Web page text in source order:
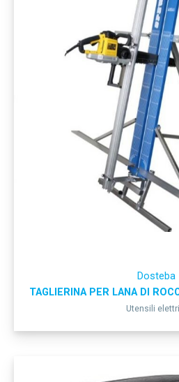
Dosteba
TAGLIERINA PER LANA DI
Utensili